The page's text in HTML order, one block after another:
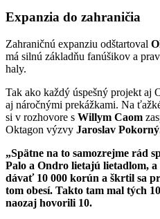
Expanzia do zahraničia
Zahraničnú expanziu odštartoval
má silnú základňu fanúšikov a
haly.
Tak ako každý úspešný projekt aj
aj náročnými prekážkami. Na
si v rozhovore s Willym Caom
Oktagon výzvy Jaroslav
„Spätne na to samozrejme rád
Palo a Ondro lietajú lietadlom,
dávať 10 000 korún a škrtil sa
tom obesí. Takto tam mal tých
naozaj hovorili 10.